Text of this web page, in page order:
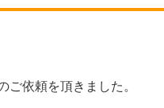
ご依頼を頂きました。